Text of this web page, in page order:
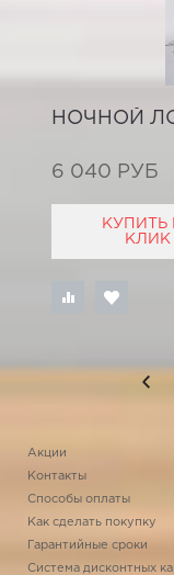
НОЧНОЙ
6 040 РУБ
КУПИТЬ
КЛИК
Акции
Контакты
Способы оплаты
Как сделать покупку
Гарантийные сроки
Система дисконтных